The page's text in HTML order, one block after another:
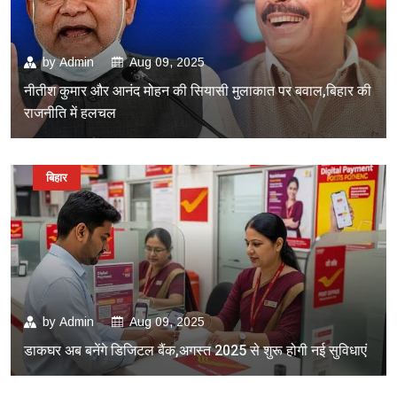
byAdmin Aug 09, 2025
नीतीश कुमार और आनंद मोहन की सियासी मुलाकात पर बवाल,बिहार की
राजनीति में हलचल
by Admin Aug 09, 2025
डाकघर अब बनेंगे डिजिटल बैंक,अगस्त 2025 से शुरू होगी नई सुविधाएं
बिहार